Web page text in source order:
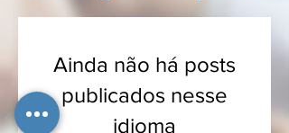
Ainda não há posts
publicados nesse
idioma